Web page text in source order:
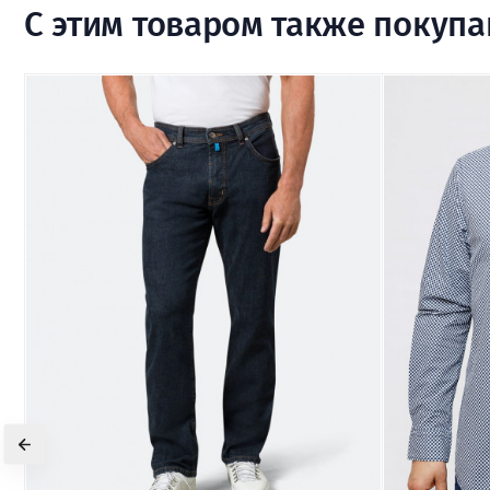
С этим товаром также